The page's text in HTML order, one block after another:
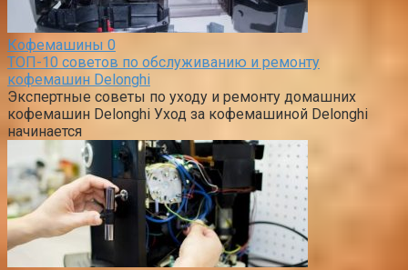
Кофемашины 0
ТОП-10 советов по обслуживанию и ремонту
кофемашин Delonghi
Экспертные советы по уходу и ремонту домашних
кофемашин Delonghi Уход за кофемашиной Delonghi
начинается